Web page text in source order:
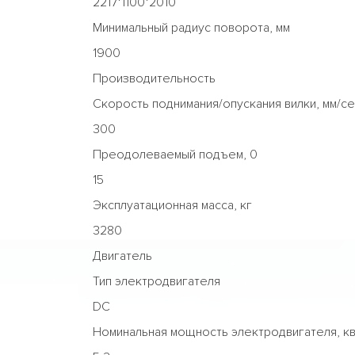
Минимальный радиус поворота, мм
1900
Производительность
Скорость поднимания/опускания вилки, мм/
300
Преодолеваемый подъем, 0
15
Эксплуатационная масса, кг
3280
Двигатель
Тип электродвигателя
DC
Номинальная мощность электродвигателя, кв